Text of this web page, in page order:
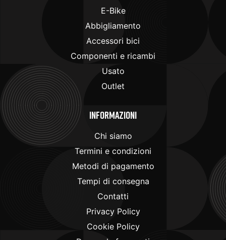
E-Bike
Abbigliamento
Accessori bici
Componenti e ricambi
Usato
Outlet
Informazioni
Chi siamo
Termini e condizioni
Metodi di pagamento
Tempi di consegna
Contatti
Privacy Policy
Cookie Policy